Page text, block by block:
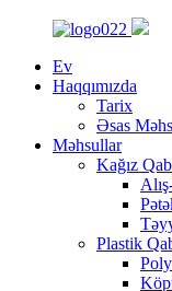
Ev
Haqqımızda
Tarix
Əsas
Məhsullar
Kağız
Plastik